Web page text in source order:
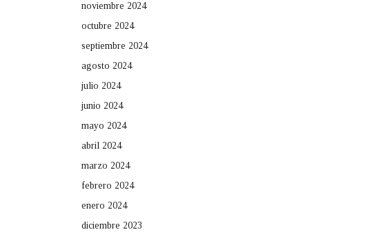
noviembre 2024
octubre 2024
septiembre 2024
agosto 2024
julio 2024
junio 2024
mayo 2024
abril 2024
marzo 2024
febrero 2024
enero 2024
diciembre 2023